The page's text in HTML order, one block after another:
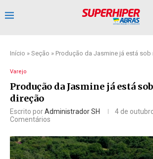
Início » Seção » Produção da Jasmine já está sob
Varejo
Produção da Jasmine já está
direção
Escrito porAdministrador SH 4 de
Comentários